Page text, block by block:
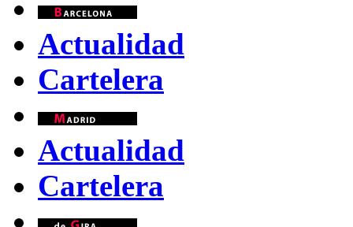
Actualidad
Cartelera
Actualidad
Cartelera